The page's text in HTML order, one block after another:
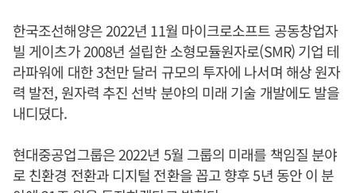
한국조선해양은 2022년 11월 마이크로소프트 공동창업자
빌 게이츠가 2008년 설립한 소형모듈원자로(SMR) 기업 테
라파워에 대한 3천만 달러 규모의 투자에 나서며 해상 원자
력 발전, 원자력 추진 선박 분야의 미래 기술 개발에도 발을
내디뎠다.
현대중공업그룹은 2022년 5월 그룹의 미래를 책임질 분야
로 친환경 전환과 디지털 전환을 꼽고 향후 5년 동안 이 분